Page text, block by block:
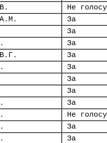
Не
А.М.
За
За
За
В.Г.
За
За
За
За
За
Не
За
За